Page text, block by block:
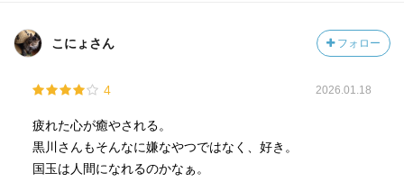
こにょさん フォロー
4 2026.01.18
疲れた心が癒やされる。
黒川さんもそんなに嫌なやつではなく、好き。
国玉は人間になれるのかなぁ。